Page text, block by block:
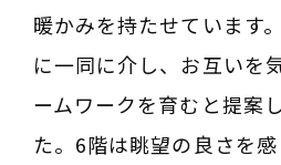
暖かみを持たせています
に一同に介し、お互いを
ームワークを育むと提案
た。6階は眺望の良さを